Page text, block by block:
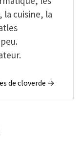
la cuisine, la
de cloverde →